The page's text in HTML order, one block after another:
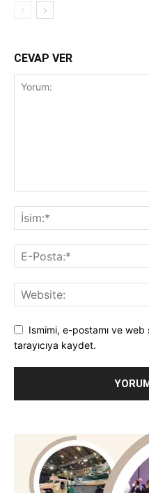
CEVAP VER
Ismimi, e-postamı ve
tarayıcıya kaydet.